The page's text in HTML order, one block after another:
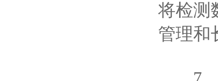
将检测
管理和